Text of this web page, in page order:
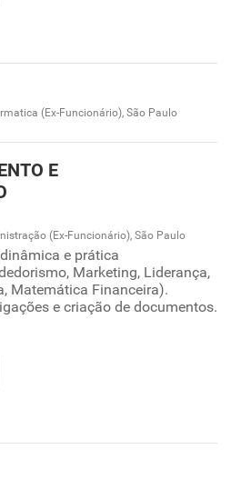
(Ex-Funcionário), São Paulo
E
(Ex-Funcionário), São Paulo
e prática
Marketing, Liderança,
Matemática Financeira).
e criação de documentos.